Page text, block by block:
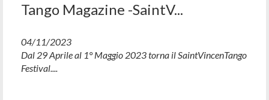
Tango Magazine -SaintV...
04/11/2023
Dal 29 Aprile al 1° Maggio 2023 torna il SaintVincenTango
Festival....